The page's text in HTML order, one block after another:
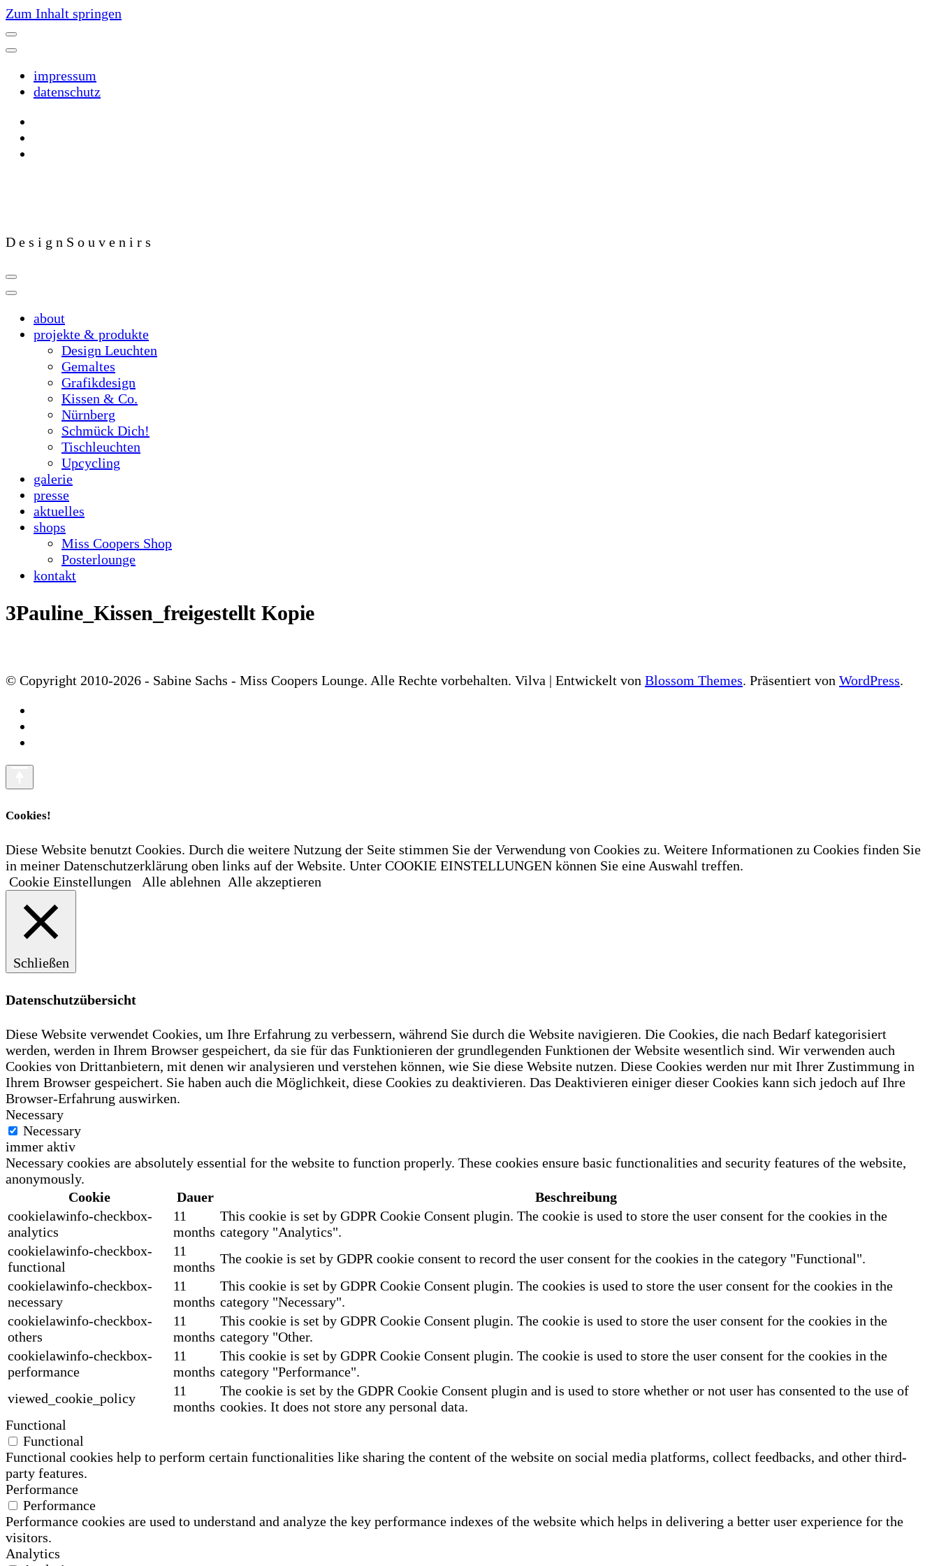
Zum Inhalt springen
impressum
datenschutz
D e s i g n S o u v e n i r s
about
projekte & produkte
Design Leuchten
Gemaltes
Grafikdesign
Kissen & Co.
Nürnberg
Schmück Dich!
Tischleuchten
Upcycling
galerie
presse
aktuelles
shops
Miss Coopers Shop
Posterlounge
kontakt
3Pauline_Kissen_freigestellt Kopie
© Copyright 2010-2026 - Sabine Sachs - Miss Coopers Lounge. Alle Rechte vorbehalten. Vilva | Entwickelt von Blossom Themes. Präsentiert von WordPress.
Cookies!
Diese Website benutzt Cookies. Durch die weitere Nutzung der Seite stimmen Sie der Verwendung von Cookies zu. Weitere Informationen zu Cookies finden Sie
in meiner Datenschutzerklärung oben links auf der Website. Unter COOKIE EINSTELLUNGEN können Sie eine Auswahl treffen.
Cookie Einstellungen
Alle ablehnen Alle akzeptieren
Schließen
Datenschutzübersicht
Diese Website verwendet Cookies, um Ihre Erfahrung zu verbessern, während Sie durch die Website navigieren. Die Cookies, die nach Bedarf kategorisiert
werden, werden in Ihrem Browser gespeichert, da sie für das Funktionieren der grundlegenden Funktionen der Website wesentlich sind. Wir verwenden auch
Cookies von Drittanbietern, mit denen wir analysieren und verstehen können, wie Sie diese Website nutzen. Diese Cookies werden nur mit Ihrer Zustimmung in
Ihrem Browser gespeichert. Sie haben auch die Möglichkeit, diese Cookies zu deaktivieren. Das Deaktivieren einiger dieser Cookies kann sich jedoch auf Ihre
Browser-Erfahrung auswirken.
Necessary
Necessary
immer aktiv
Necessary cookies are absolutely essential for the website to function properly. These cookies ensure basic functionalities and security features of the website,
anonymously.
Cookie
Dauer
Beschreibung
cookielawinfo-checkbox-
analytics
11
months
This cookie is set by GDPR Cookie Consent plugin. The cookie is used to store the user consent for the cookies in the
category "Analytics".
cookielawinfo-checkbox-
functional
11
months
The cookie is set by GDPR cookie consent to record the user consent for the cookies in the category "Functional".
cookielawinfo-checkbox-
necessary
11
months
This cookie is set by GDPR Cookie Consent plugin. The cookies is used to store the user consent for the cookies in the
category "Necessary".
cookielawinfo-checkbox-
others
11
months
This cookie is set by GDPR Cookie Consent plugin. The cookie is used to store the user consent for the cookies in the
category "Other.
cookielawinfo-checkbox-
performance
11
months
This cookie is set by GDPR Cookie Consent plugin. The cookie is used to store the user consent for the cookies in the
category "Performance".
viewed_cookie_policy
11
months
The cookie is set by the GDPR Cookie Consent plugin and is used to store whether or not user has consented to the use of
cookies. It does not store any personal data.
Functional
Functional
Functional cookies help to perform certain functionalities like sharing the content of the website on social media platforms, collect feedbacks, and other third-
party features.
Performance
Performance
Performance cookies are used to understand and analyze the key performance indexes of the website which helps in delivering a better user experience for the
visitors.
Analytics